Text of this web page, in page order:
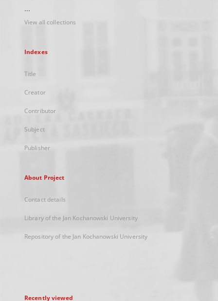
...
View all collections
Indexes
Title
Creator
Contributor
Subject
Publisher
About Project
Contact details
Library of the Jan Kochanowski University
Repository of the Jan Kochanowski University
Recently viewed